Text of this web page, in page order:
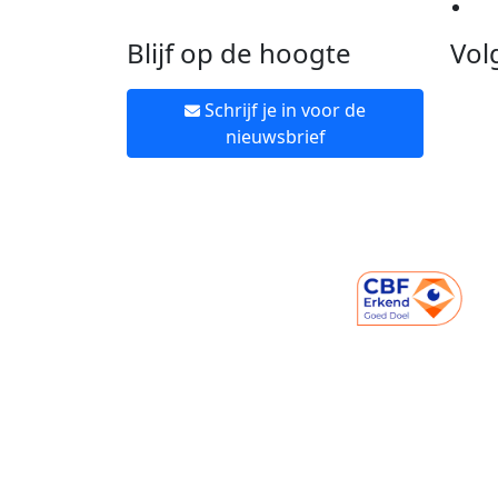
Blijf op de hoogte
Schrijf je in voor de
nieuwsbrief